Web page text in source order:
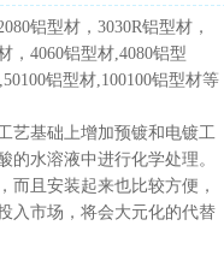
铝型材，3030R铝型材，
，4060铝型材,4080铝型
铝型材,100100铝型材等
艺基础上增加预镀和电镀工
水溶液中进行化学处理。
而且安装起来也比较方便，
入市场，将会大元化的代替